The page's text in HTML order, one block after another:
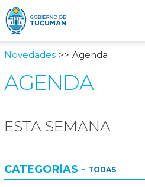
Novedades Agenda
AGENDA
ESTA SEMANA
CATEGORÍAS - TODAS